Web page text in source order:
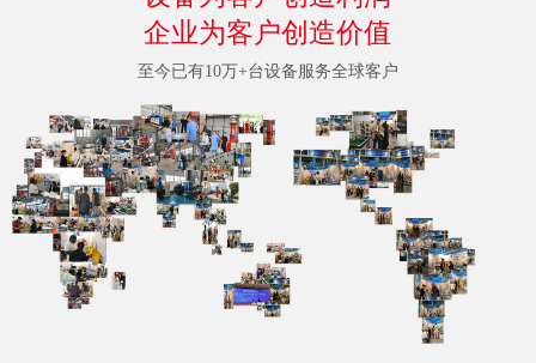
企业为客户创造价值
至今已有10万+台设备服务全球客户